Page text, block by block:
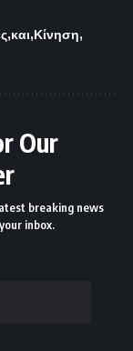
και Κίνηση
Our
breaking news
inbox.